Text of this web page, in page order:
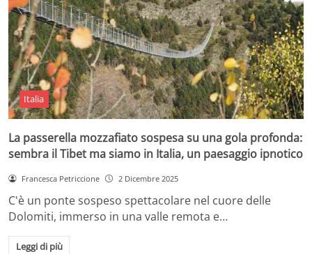
Italia
La passerella mozzafiato sospesa su una gola profonda:
sembra il Tibet ma siamo in Italia, un paesaggio ipnotico
Francesca Petriccione 2 Dicembre 2025
C'è un ponte sospeso spettacolare nel cuore delle
Dolomiti, immerso in una valle remota e…
Leggi di più